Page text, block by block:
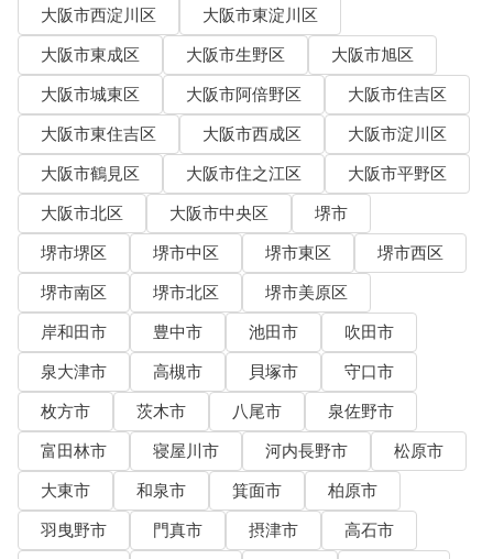
大阪市西淀川区
大阪市東淀川区
大阪市東成区
大阪市生野区
大阪市旭区
大阪市城東区
大阪市阿倍野区
大阪市住吉区
大阪市東住吉区
大阪市西成区
大阪市淀川区
大阪市鶴見区
大阪市住之江区
大阪市平野区
大阪市北区
大阪市中央区
堺市
堺市堺区
堺市中区 堺市東区
堺市西区
堺市南区
堺市北区
堺市美原区
岸和田市
豊中市 池田市
吹田市
泉大津市
高槻市 貝塚市
守口市
枚方市
茨木市 八尾市
泉佐野市
富田林市
寝屋川市 河内長野市
松原市
大東市
和泉市 箕面市
柏原市
羽曳野市
門真市 摂津市
高石市